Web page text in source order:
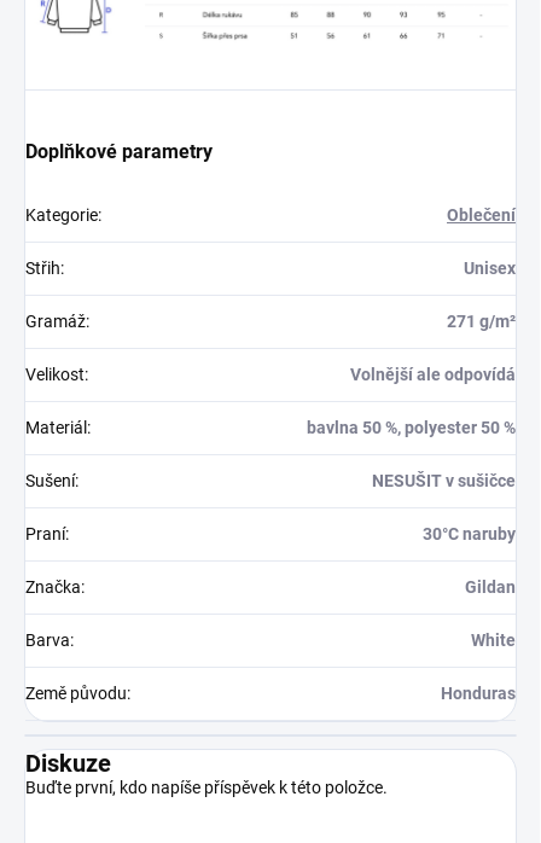
Doplňkové parametry
Kategorie: Oblečení
Střih: Unisex
Gramáž: 271 g/m²
Velikost: Volnější ale odpovídá
Materiál : bavlna 50 %, polyester 50 %
Sušení: NESUŠIT v sušičce
Praní: 30°C naruby
Značka: Gildan
Barva: White
Země původu: Honduras
Diskuze
Buďte první, kdo napíše příspěvek k této položce.